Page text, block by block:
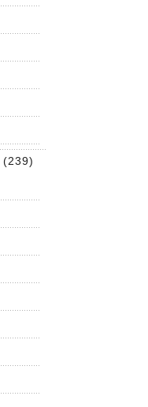
(239)